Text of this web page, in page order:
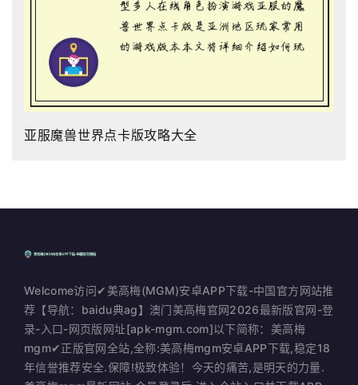
亚服魔兽世界点卡版攻略大全
Welcome访问✔美高梅(MGM)安卓APP下载-中国官方网站推
荐【导航：baidu典ag】澳门美高梅官网2026最新版官网-登
录-入口-网页版网址[apk-mgm.com]以下简称：美高梅
mgm✔正版官网全站,全称:美高梅mgm安卓APP下载,稳定18
年信誉推荐安全.保障!极致体验！今天的痛苦,是明天的力量.